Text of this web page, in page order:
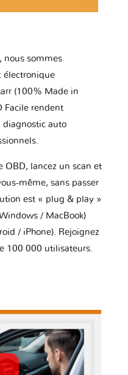
nous sommes
électronique
(100% Made in
Facile rendent
diagnostic auto
OBD, lancez un scan et
même, sans passer
est « plug & play »
/ MacBook)
/ iPhone). Rejoignez
100 000 utilisateurs.